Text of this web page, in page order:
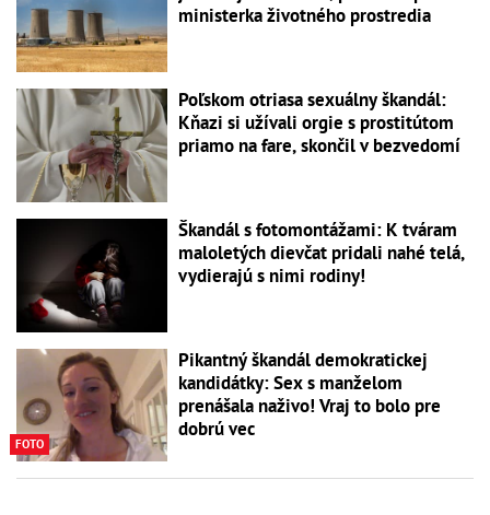
ministerka životného prostredia
Poľskom otriasa sexuálny škandál:
Kňazi si užívali orgie s prostitútom
priamo na fare, skončil v bezvedomí
Škandál s fotomontážami: K tváram
maloletých dievčat pridali nahé telá,
vydierajú s nimi rodiny!
FOTO
Pikantný škandál demokratickej
kandidátky: Sex s manželom
prenášala naživo! Vraj to bolo pre
dobrú vec